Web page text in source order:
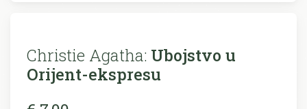
Christie Agatha: Ubojstvo u
Orijent-ekspresu